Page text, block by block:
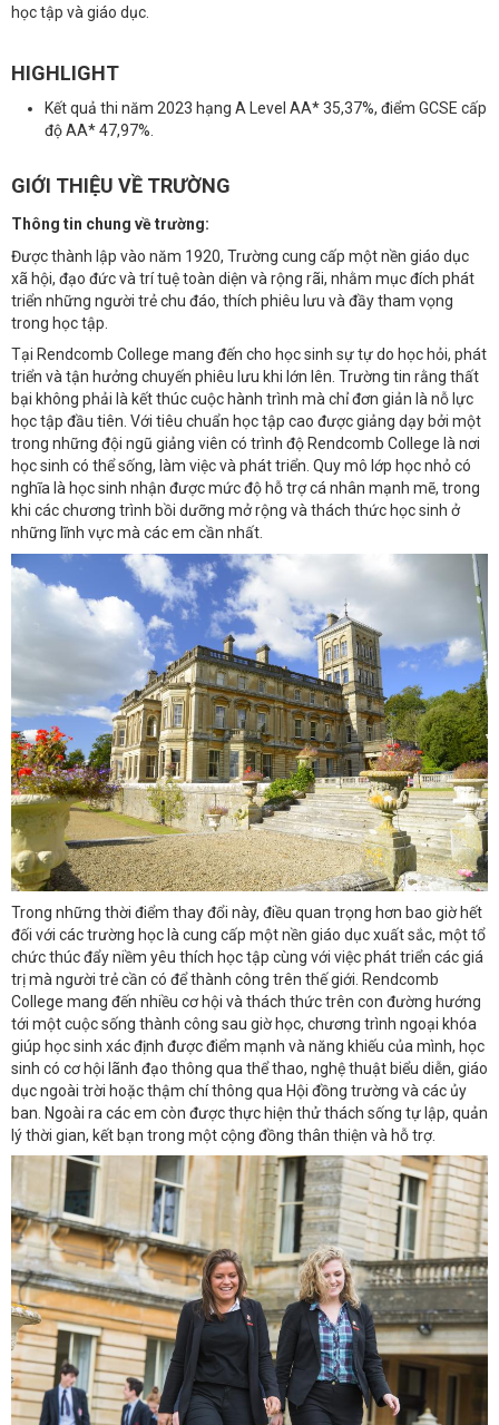
học tập và giáo dục.
HIGHLIGHT
Kết quả thi năm 2023 hạng A Level AA* 35,37%, điểm GCSE cấp
độ AA* 47,97%.
GIỚI THIỆU VỀ TRƯỜNG
Thông tin chung về trường:
Được thành lập vào năm 1920, Trường cung cấp một nền giáo dục
xã hội, đạo đức và trí tuệ toàn diện và rộng rãi, nhằm mục đích phát
triển những người trẻ chu đáo, thích phiêu lưu và đầy tham vọng
trong học tập.
Tại Rendcomb College mang đến cho học sinh sự tự do học hỏi, phát
triển và tận hưởng chuyến phiêu lưu khi lớn lên. Trường tin rằng thất
bại không phải là kết thúc cuộc hành trình mà chỉ đơn giản là nỗ lực
học tập đầu tiên. Với tiêu chuẩn học tập cao được giảng dạy bởi một
trong những đội ngũ giảng viên có trình độ Rendcomb College là nơi
học sinh có thể sống, làm việc và phát triển. Quy mô lớp học nhỏ có
nghĩa là học sinh nhận được mức độ hỗ trợ cá nhân mạnh mẽ, trong
khi các chương trình bồi dưỡng mở rộng và thách thức học sinh ở
những lĩnh vực mà các em cần nhất.
Trong những thời điểm thay đổi này, điều quan trọng hơn bao giờ hết
đối với các trường học là cung cấp một nền giáo dục xuất sắc, một tổ
chức thúc đẩy niềm yêu thích học tập cùng với việc phát triển các giá
trị mà người trẻ cần có để thành công trên thế giới. Rendcomb
College mang đến nhiều cơ hội và thách thức trên con đường hướng
tới một cuộc sống thành công sau giờ học, chương trình ngoại khóa
giúp học sinh xác định được điểm mạnh và năng khiếu của mình, học
sinh có cơ hội lãnh đạo thông qua thể thao, nghệ thuật biểu diễn, giáo
dục ngoài trời hoặc thậm chí thông qua Hội đồng trường và các ủy
ban. Ngoài ra các em còn được thực hiện thử thách sống tự lập, quản
lý thời gian, kết bạn trong một cộng đồng thân thiện và hỗ trợ.